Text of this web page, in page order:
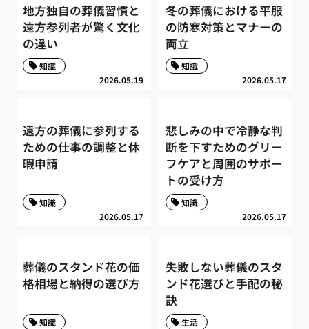
地方独自の葬儀習慣と
遠方参列者が驚く文化
の違い
2026.05.19
知識
冬の葬儀における平服
の防寒対策とマナーの
両立
2026.05.17
知識
遠方の葬儀に参列する
ための仕事の調整と休
暇申請
2026.05.17
知識
悲しみの中で冷静な判
断を下すためのグリー
フケアと周囲のサポー
トの受け方
2026.05.17
知識
葬儀のスタンド花の価
格相場と納得の選び方
知識
失敗しない葬儀のスタ
ンド花選びと手配の秘
訣
生活